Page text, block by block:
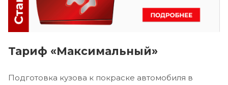
Тариф «Максимальный»
Подготовка кузова к покраске автомобиля в